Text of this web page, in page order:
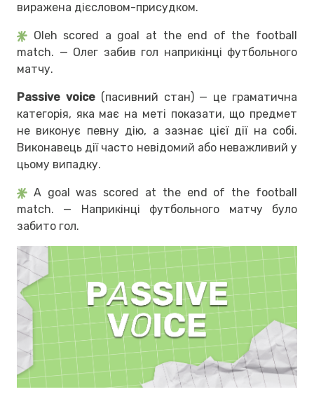
виражена дієсловом-присудком.
Oleh scored a goal at the end of the football
match. — Олег забив гол наприкінці футбольного
матчу.
Passive voice (пасивний стан) — це граматична
категорія, яка має на меті показати, що предмет
не виконує певну дію, а зазнає цієї дії на собі.
Виконавець дії часто невідомий або неважливий у
цьому випадку.
A goal was scored at the end of the football
match. — Наприкінці футбольного матчу було
забито гол.